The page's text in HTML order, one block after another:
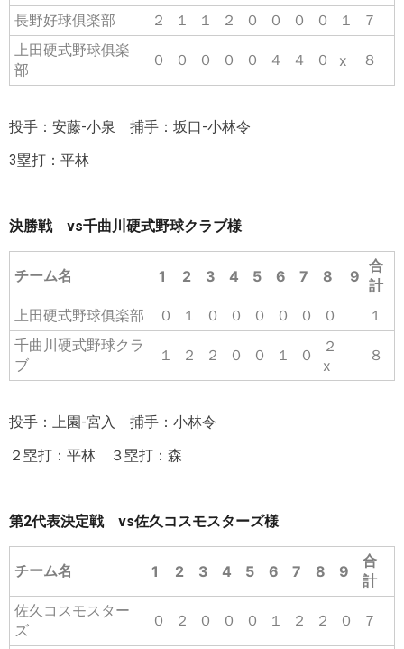
長野好球俱楽部
２ １ １ ２ ０ ０ ０ ０ １
７
上田硬式野球俱楽
部
０ ０ ０ ０ ０ ４ ４ ０ x ８
投手：安藤-小泉 捕手：坂口-小林令
3塁打：平林
決勝戦 vs千曲川硬式野球クラブ様
チーム名 1 2 3 4 5 6 7 8 9
合
計
上田硬式野球俱楽部
０ １ ０ ０ ０ ０ ０ ０
１
千曲川硬式野球クラ
ブ
１ ２ ２ ０ ０ １ ０
２
x
８
投手：上園-宮入 捕手：小林令
２塁打：平林 ３塁打：森
第2代表決定戦 vs佐久コスモスターズ様
チーム名 1 2 3 4 5 6 7 8 9
合
計
佐久コスモスター
ズ
０ ２ ０ ０ ０ １ ２ ２ ０ ７